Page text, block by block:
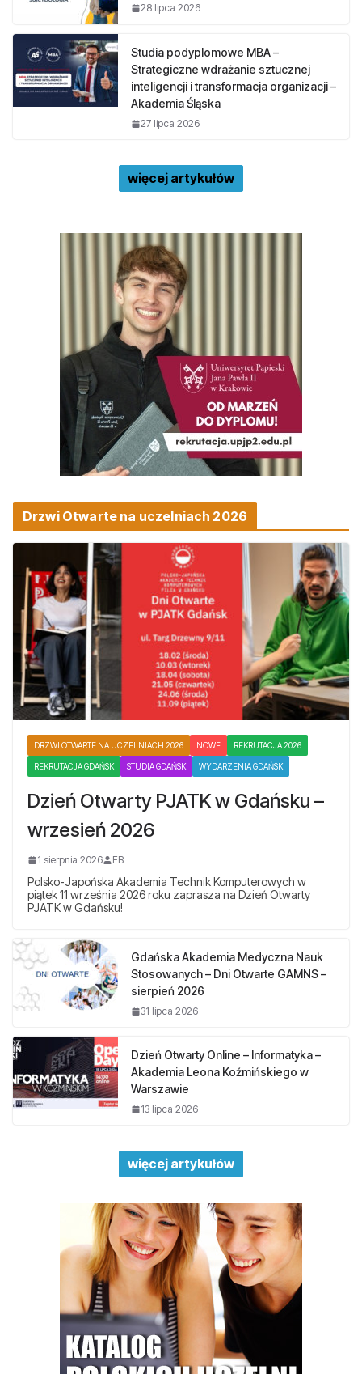
28 lipca 2026
Studia podyplomowe MBA –
Strategiczne wdrażanie sztucznej
inteligencji i transformacja organizacji –
Akademia Śląska
27 lipca 2026
więcej artykułów
Drzwi Otwarte na uczelniach 2026
DRZWI OTWARTE NA UCZELNIACH 2026 NOWE REKRUTACJA 2026
REKRUTACJA GDAŃSK STUDIA GDAŃSK WYDARZENIA GDAŃSK
Dzień Otwarty PJATK w Gdańsku –
wrzesień 2026
1 sierpnia 2026 EB
Polsko-Japońska Akademia Technik Komputerowych w
piątek 11 września 2026 roku zaprasza na Dzień Otwarty
PJATK w Gdańsku!
Gdańska Akademia Medyczna Nauk
Stosowanych – Dni Otwarte GAMNS –
sierpień 2026
31 lipca 2026
Dzień Otwarty Online – Informatyka –
Akademia Leona Koźmińskiego w
Warszawie
13 lipca 2026
więcej artykułów